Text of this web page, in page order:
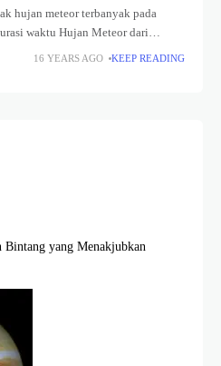
hujan meteor terbanyak pada
waktu Hujan Meteor dari
2010Ada sekitar 50+ Meteor per
16 YEARS AGO KEEP READING
yang Menakjubkan